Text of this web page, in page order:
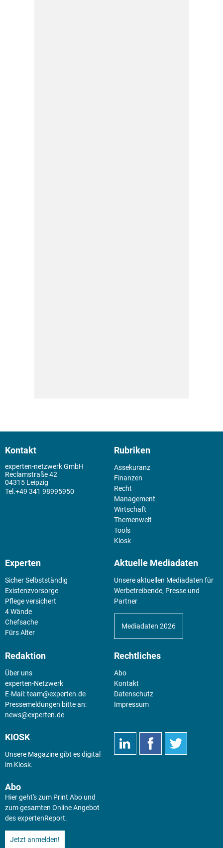
Kontakt
experten-netzwerk GmbH
Reclamstraße 42
04315 Leipzig
+49 341 98995950
Rubriken
Assekuranz
Finanzen
Recht
Management
Wirtschaft
Themenwelt
Tools
Kiosk
Experten
Sicher Selbstständig
Existenz­vorsorge
Pflege versichert
4 Wände
Chefsache
Fürs Alter
Aktuelle Mediadaten
Unsere aktuellen Mediadaten für
Werbetreibende, Presse und
Partner
Mediadaten 2026
Redaktion
Über uns
experten-Netzwerk
E-Mail:team@experten.de
Pressemeldungen bitte an:
news@experten.de
Rechtliches
Abo
Kontakt
Datenschutz
Impressum
KIOSK
Unsere Magazine gibt es digital
im Kiosk.
Abo
Hier geht's zum Print Abo und
zum gesamten Online Angebot
des expertenReport.
Jetzt anmelden!